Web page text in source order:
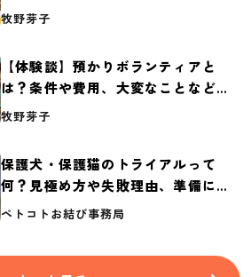
体の実態調査【保護犬・保護猫白書
牧野芽子
【体験談】預かりボランティアと
は？条件や費用、大変なことなど紹
介
牧野芽子
保護犬・保護猫のトライアルって
何？見極め方や失敗理由、準備に必
要なものを紹介
ペトコトお結び事務局